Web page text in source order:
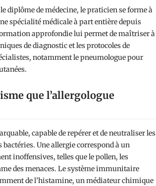
diplôme de médecine, le praticien se forme à
spécialité médicale à part entière depuis
approfondie lui permet de maîtriser à
de diagnostic et les protocoles de
notamment le pneumologue pour
que l’allergologue
capable de repérer et de neutraliser les
Une allergie correspond à un
inoffensives, telles que le pollen, les
des menaces. Le système immunitaire
de l’histamine, un médiateur chimique